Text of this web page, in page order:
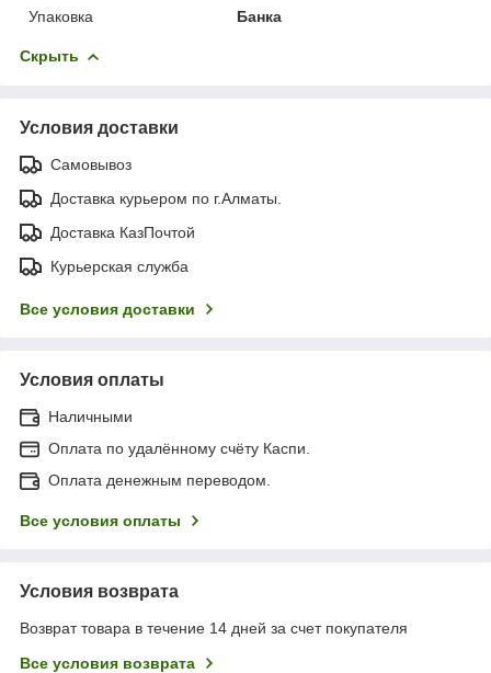
Упаковка
Банка
Скрыть
Условия доставки
Самовывоз
Доставка курьером по г.Алматы.
Доставка КазПочтой
Курьерская служба
Все условия доставки
Условия оплаты
Наличными
Оплата по удалённому счёту Каспи.
Оплата денежным переводом.
Все условия оплаты
Условия возврата
Возврат товара в течение 14 дней за счет покупателя
Все условия возврата